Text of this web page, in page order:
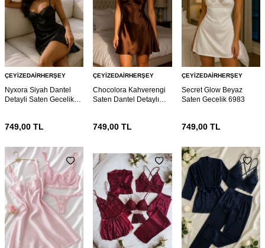
ÇEYIZEDAIRHERŞEY
Nyxora Siyah Dantel
Detayli Saten Gecelik
749,00 TL
ÇEYIZEDAIRHERŞEY
Chocolora Kahverengi
Saten Dantel Detaylı
749,00 TL
ÇEYIZEDAIRHERŞEY
Secret Glow Beyaz
Saten Gecelik 6983
749,00TL